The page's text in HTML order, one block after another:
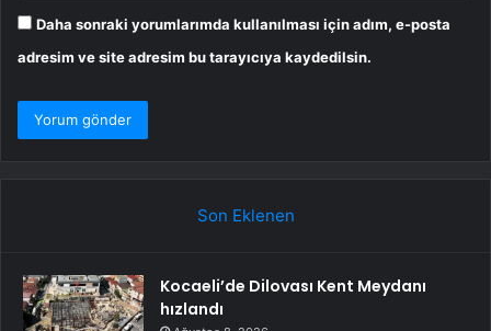
Daha sonraki yorumlarımda kullanılması için adım, e-posta
adresim ve site adresim bu tarayıcıya kaydedilsin.
Son Eklenen
Kocaeli’de Dilovası Kent Meydanı
hızlandı